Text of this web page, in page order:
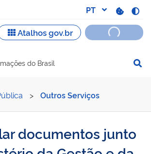
de navegação
do Brasil
documentos
> Outros Serviços
documentos junto